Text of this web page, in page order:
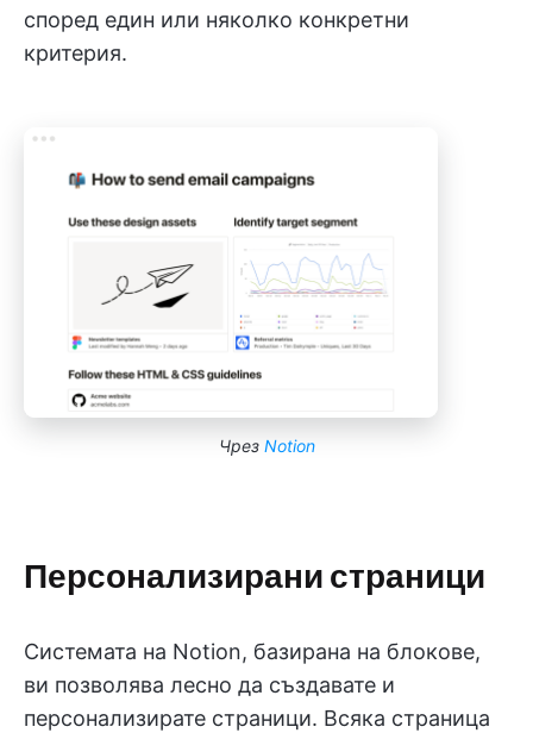
според един или няколко конкретни
критерия.
Чрез Notion
Персонализирани страници
Системата на Notion, базирана на блокове,
ви позволява лесно да създавате и
персонализирате страници. Всяка страница